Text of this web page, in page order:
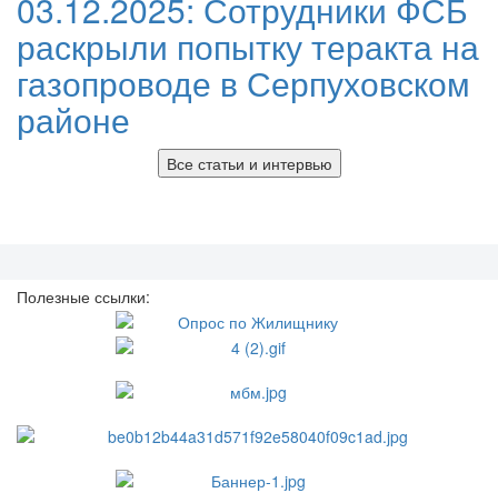
раскрыли попытку теракта на
газопроводе в Серпуховском
районе
Все статьи и интервью
Полезные ссылки: